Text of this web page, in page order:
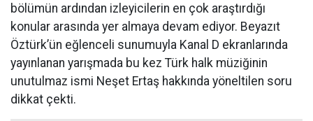
bölümün ardından izleyicilerin en çok araştırdığı
konular arasında yer almaya devam ediyor. Beyazıt
Öztürk’ün eğlenceli sunumuyla Kanal D ekranlarında
yayınlanan yarışmada bu kez Türk halk müziğinin
unutulmaz ismi Neşet Ertaş hakkında yöneltilen soru
dikkat çekti.